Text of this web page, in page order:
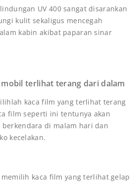
UV 400 sangat disarankan
kulit sekaligus mencegah
kabin akibat paparan sinar
mobil terlihat terang dari dalam
kaca film yang terlihat terang
film seperti ini tentunya akan
di malam hari dan
kecelakan.
kaca film yang terlihat gelap